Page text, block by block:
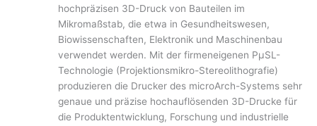
hochpräzisen 3D-Druck von Bauteilen im
Mikromaßstab, die etwa in Gesundheitswesen,
Biowissenschaften, Elektronik und Maschinenbau
verwendet werden. Mit der firmeneigenen PμSL-
Technologie (Projektionsmikro-Stereolithografie)
produzieren die Drucker des microArch-Systems sehr
genaue und präzise hochauflösenden 3D-Drucke für
die Produktentwicklung, Forschung und industrielle